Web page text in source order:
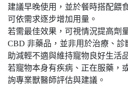
建議早晚使用，並於餐時搭配餵
可依需求逐步增加用量。
若需最佳效果，可視情況提高劑
CBD 非藥品，並非用於治療、
助減輕不適與維持寵物良好生活
若寵物本身有疾病、正在服藥，
詢專業獸醫師評估與建議。